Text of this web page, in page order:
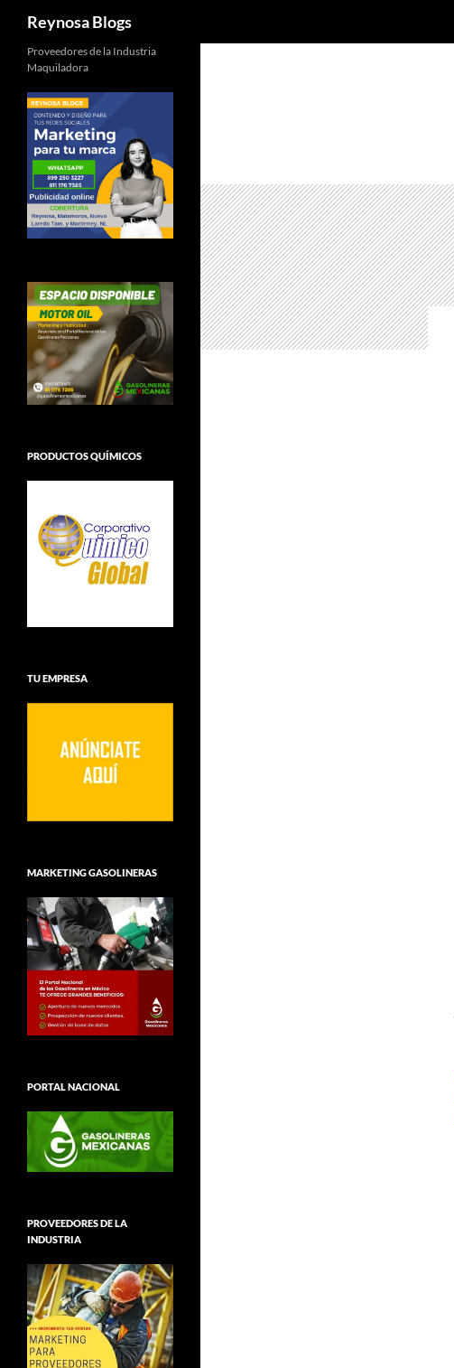
Reynosa Blogs
Proveedores de la Industria
Maquiladora
PRODUCTOS QUÍMICOS
TU EMPRESA
MARKETING GASOLINERAS
PORTAL NACIONAL
PROVEEDORES DE LA
INDUSTRIA